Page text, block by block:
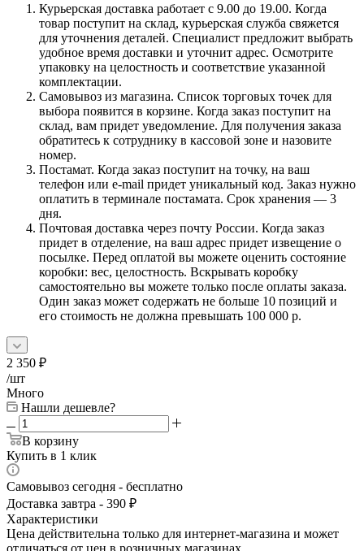
Курьерская доставка работает с 9.00 до 19.00. Когда
товар поступит на склад, курьерская служба свяжется
для уточнения деталей. Специалист предложит выбрать
удобное время доставки и уточнит адрес. Осмотрите
упаковку на целостность и соответствие указанной
комплектации.
Самовывоз из магазина. Список торговых точек для
выбора появится в корзине. Когда заказ поступит на
склад, вам придет уведомление. Для получения заказа
обратитесь к сотруднику в кассовой зоне и назовите
номер.
Постамат. Когда заказ поступит на точку, на ваш
телефон или e-mail придет уникальный код. Заказ нужно
оплатить в терминале постамата. Срок хранения — 3
дня.
Почтовая доставка через почту России. Когда заказ
придет в отделение, на ваш адрес придет извещение о
посылке. Перед оплатой вы можете оценить состояние
коробки: вес, целостность. Вскрывать коробку
самостоятельно вы можете только после оплаты заказа.
Один заказ может содержать не больше 10 позиций и
его стоимость не должна превышать 100 000 р.
2 350 ₽
/шт
Много
Нашли дешевле?
В корзину
Купить в 1 клик
Самовывоз сегодня - бесплатно
Доставка завтра - 390 ₽
Характеристики
Цена действительна только для интернет-магазина и может
отличаться от цен в розничных магазинах